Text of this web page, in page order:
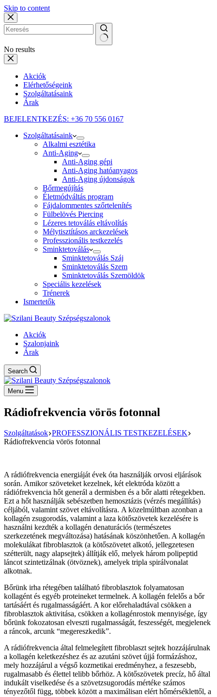
Skip to content
No results
Akciók
Elérhetőségeink
Szolgáltatásaink
Árak
BEJELENTKEZÉS: +36 70 556 0167
Szolgáltatásaink
Alkalmi esztétika
Anti-Aging
Anti-Aging gépi
Anti-Aging hatóanyagos
Anti-Aging újdonságok
Bőrmegújítás
Életmódváltás program
Fájdalommentes szőrtelenítés
Fülbelövés Piercing
Lézeres tetoválás eltávolítás
Mélytisztításos arckezelések
Professzionális testkezelés
Sminktetoválás
Sminktetoválás Száj
Sminktetoválás Szem
Sminktetoválás Szemöldök
Speciális kezelések
Trénerek
Ismertetők
Akciók
Szalonjaink
Árak
Search
Menu
Rádiofrekvencia vörös fotonnal
Szolgáltatások PROFESSZIONÁLIS TESTKEZELÉSEK
Rádiofrekvencia vörös fotonnal
A rádiófrekvencia energiáját évek óta használják orvosi eljárások
során. Amikor szöveteket kezelnek, két elektróda között a
rádiófrekvencia hőt generál a dermisben és a bőr alatti rétegekben.
Ezt a hőt használják sebészetben hemosztázis (vérzés megállítás)
céljából, valamint szövet eltávolításra. A közelmúltban azonban a
kollagén zsugorodás, valamint a laza kötőszövetek kezelésére is
használni kezdték a kollagén denaturációs (természetes
szerkezetének megváltozása) hatásának köszönhetően. A kollagén
molekulákat fibroblasztok (a kötőszövetet alkotó, jellegzetesen
szétterült, nagy alapsejtek) állítják elő, melyek három polipeptid
láncot szintetizálnak (ötvöznek), amelyek tripla spirálvonalat
alkotnak.
Bőrünk irha rétegében található fibroblasztok folyamatosan
kollagént és egyéb proteineket termelnek. A kollagén felelős a bőr
tartásáért és rugalmasságáért. A kor előrehaladtával csökken a
fibroblasztok aktivitása, csökken a kollagénrostok mennyisége, így
bőrünk fokozatosan elveszti rugalmasságát, feszességét, megjelenek
a ráncok, arcunk “megereszkedik”.
A rádiófrekvencia által felmelegített fibroblaszt sejtek hozzájárulnak
a kollagén keletkezéshez és az azutáni szövet újjá formázáshoz,
mely hozzájárul a végső kozmetikai eredményhez, a feszesebb,
rugalmasabb és élettel telibb bőrhöz. A kötőszövetek precíz, hő által
indukált viselkedése és a szövetzsugorodás mértéke számos
tényezőtől függ, többek között a maximálisan elért hőmérséklettől, a